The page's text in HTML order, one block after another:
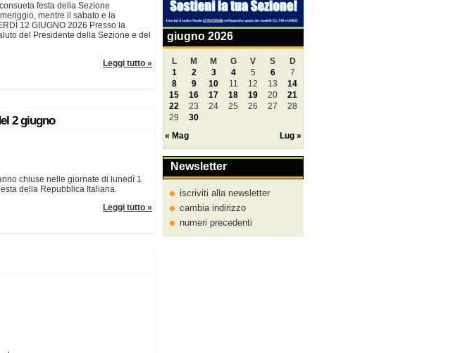
festa della Sezione
mentre il sabato e la
12 GIUGNO 2026 Presso la
del Presidente della Sezione e del
Leggi tutto »
2 giugno
chiuse nelle giornate di lunedì 1
della Repubblica Italiana.
Leggi tutto »
giugno 2026
L M M G V S D
« Mag Lug »
1 2 3 4 5 6
7
8
9 10 11 12 13
14
15
16 17 18 19 20
21
22
23 24 25 26 27
28
29
30
Newsletter
iscriviti alla newsletter
cambia indirizzo
numeri precedenti